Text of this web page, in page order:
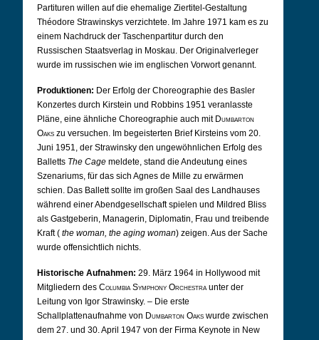
Partituren willen auf die ehemalige Ziertitel-Gestaltung
Théodore Strawinskys verzichtete. Im Jahre 1971 kam es zu
einem Nachdruck der Taschenpartitur durch den
Russischen Staatsverlag in Moskau. Der Originalverleger
wurde im russischen wie im englischen Vorwort genannt.
Produktionen: Der Erfolg der Choreographie des Basler
Konzertes durch Kirstein und Robbins 1951 veranlasste
Pläne, eine ähnliche Choreographie auch mit Dumbarton
Oaks zu versuchen. Im begeisterten Brief Kirsteins vom 20.
Juni 1951, der Strawinsky den ungewöhnlichen Erfolg des
Balletts The Cage meldete, stand die Andeutung eines
Szenariums, für das sich Agnes de Mille zu erwärmen
schien. Das Ballett sollte im großen Saal des Landhauses
während einer Abendgesellschaft spielen und Mildred Bliss
als Gastgeberin, Managerin, Diplomatin, Frau und treibende
Kraft ( the woman, the aging woman) zeigen. Aus der Sache
wurde offensichtlich nichts.
Historische Aufnahmen: 29. März 1964 in Hollywood mit
Mitgliedern des Columbia Symphony Orchestraunter der
Leitung von Igor Strawinsky. – Die erste
Schallplattenaufnahme von Dumbarton Oaks wurde zwischen
dem 27. und 30. April 1947 von der Firma Keynote in New